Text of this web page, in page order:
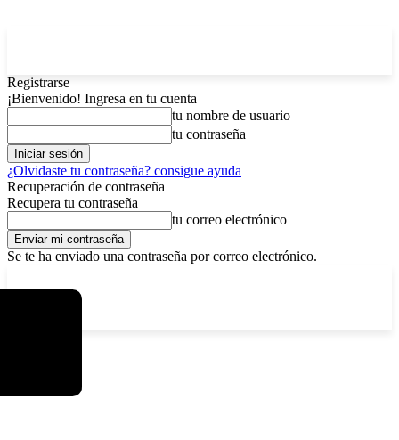
Registrarse
¡Bienvenido! Ingresa en tu cuenta
tu nombre de usuario
tu contraseña
¿Olvidaste tu contraseña? consigue ayuda
Recuperación de contraseña
Recupera tu contraseña
tu correo electrónico
Se te ha enviado una contraseña por correo electrónico.